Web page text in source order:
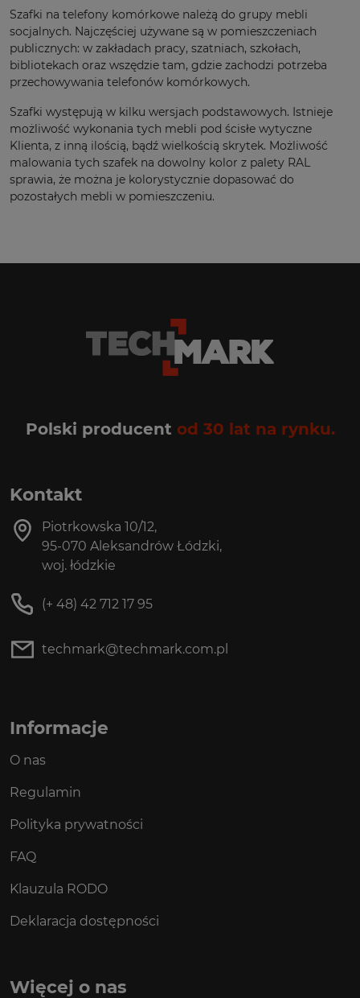
Szafki na telefony komórkowe należą do grupy mebli
socjalnych. Najczęściej używane są w pomieszczeniach
publicznych: w zakładach pracy, szatniach, szkołach,
bibliotekach oraz wszędzie tam, gdzie zachodzi potrzeba
przechowywania telefonów komórkowych.
Szafki występują w kilku wersjach podstawowych. Istnieje
możliwość wykonania tych mebli pod ścisłe wytyczne
Klienta, z inną ilością, bądź wielkością skrytek. Możliwość
malowania tych szafek na dowolny kolor z palety RAL
sprawia, że można je kolorystycznie dopasować do
pozostałych mebli w pomieszczeniu.
Polski producent od 30 lat na rynku.
Kontakt
Piotrkowska 10/12,
95-070 Aleksandrów Łódzki,
woj. łódzkie
(+ 48) 42 712 17 95
techmark@techmark.com.pl
Informacje
O nas
Regulamin
Polityka prywatności
FAQ
Klauzula RODO
Deklaracja dostępności
Więcej o nas